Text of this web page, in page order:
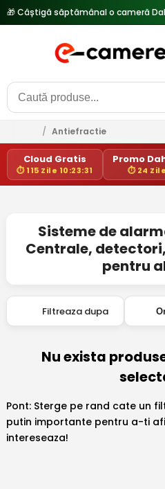
/ Antiefractie
Cloud Gratis
⏱ 115 Zile 10:23:31
Promo
⏱ 24
Sisteme de
Centrale,
pentru
Filtreaza dupa
Nu exista
Pont: Sterge pe rand cate un
putin importante pentru a-ti
intereseaza!